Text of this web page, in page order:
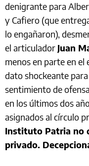
denigrante para
y Cafiero (que
lo engañaron),
el articulador Juan
menos en parte en
dato shockeante
sentimiento de
en los últimos dos
asignados al círculo
Instituto Patria no
privado.